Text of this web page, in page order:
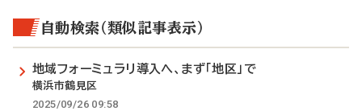
自動検索（類似記事表示）
地域フォーミュラリ導入へ、まず「地区」で
横浜市鶴見区
2025/09/26 09:58